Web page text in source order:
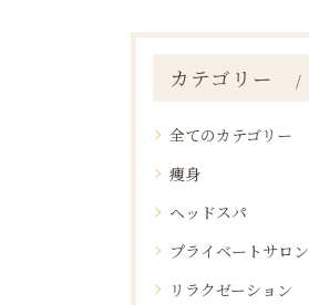
カテゴリー
全てのカテゴリー
痩身
ヘッドスパ
プライベートサロン
リラクゼーション